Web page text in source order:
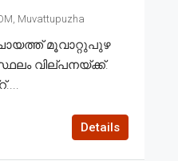
Muvattupuzha
മൂവാറ്റുപുഴ
വില്പനയ്ക്ക്.
Details